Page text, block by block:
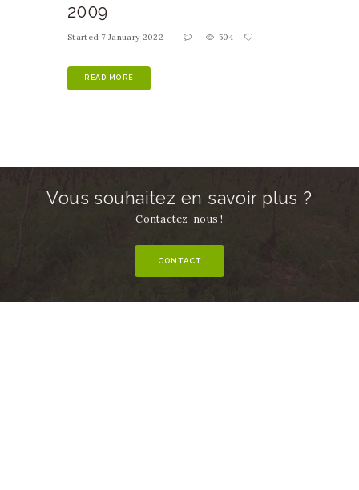
2009
Started 7 January 2022 504
READ MORE
Vous souhaitez en savoir plus ?
Contactez-nous !
CONTACT